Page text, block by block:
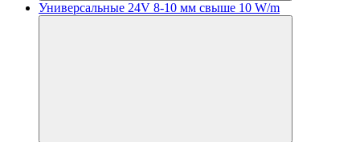
Универсальные 24V 8-10 мм свыше 10 W/m